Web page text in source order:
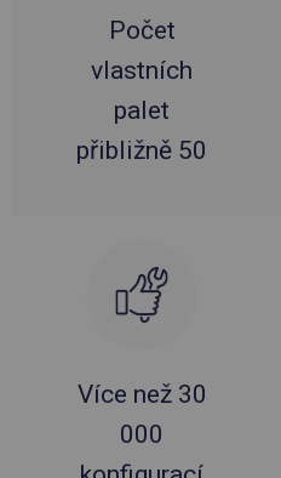
Počet
vlastních
palet
přibližně 50
Více než 30
000